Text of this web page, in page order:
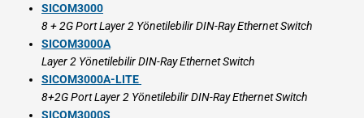
SICOM3000
8 + 2G Port Layer 2 Yönetilebilir DIN-Ray Ethernet Switch
SICOM3000A
Layer 2 Yönetilebilir DIN-Ray Ethernet Switch
SICOM3000A-LITE
8+2G Port Layer 2 Yönetilebilir DIN-Ray Ethernet Switch
SICOM3000S